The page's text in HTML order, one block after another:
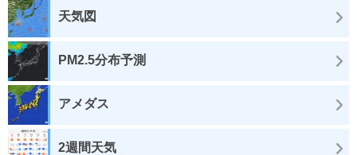
天気図
PM2.5分布予測
アメダス
2週間天気